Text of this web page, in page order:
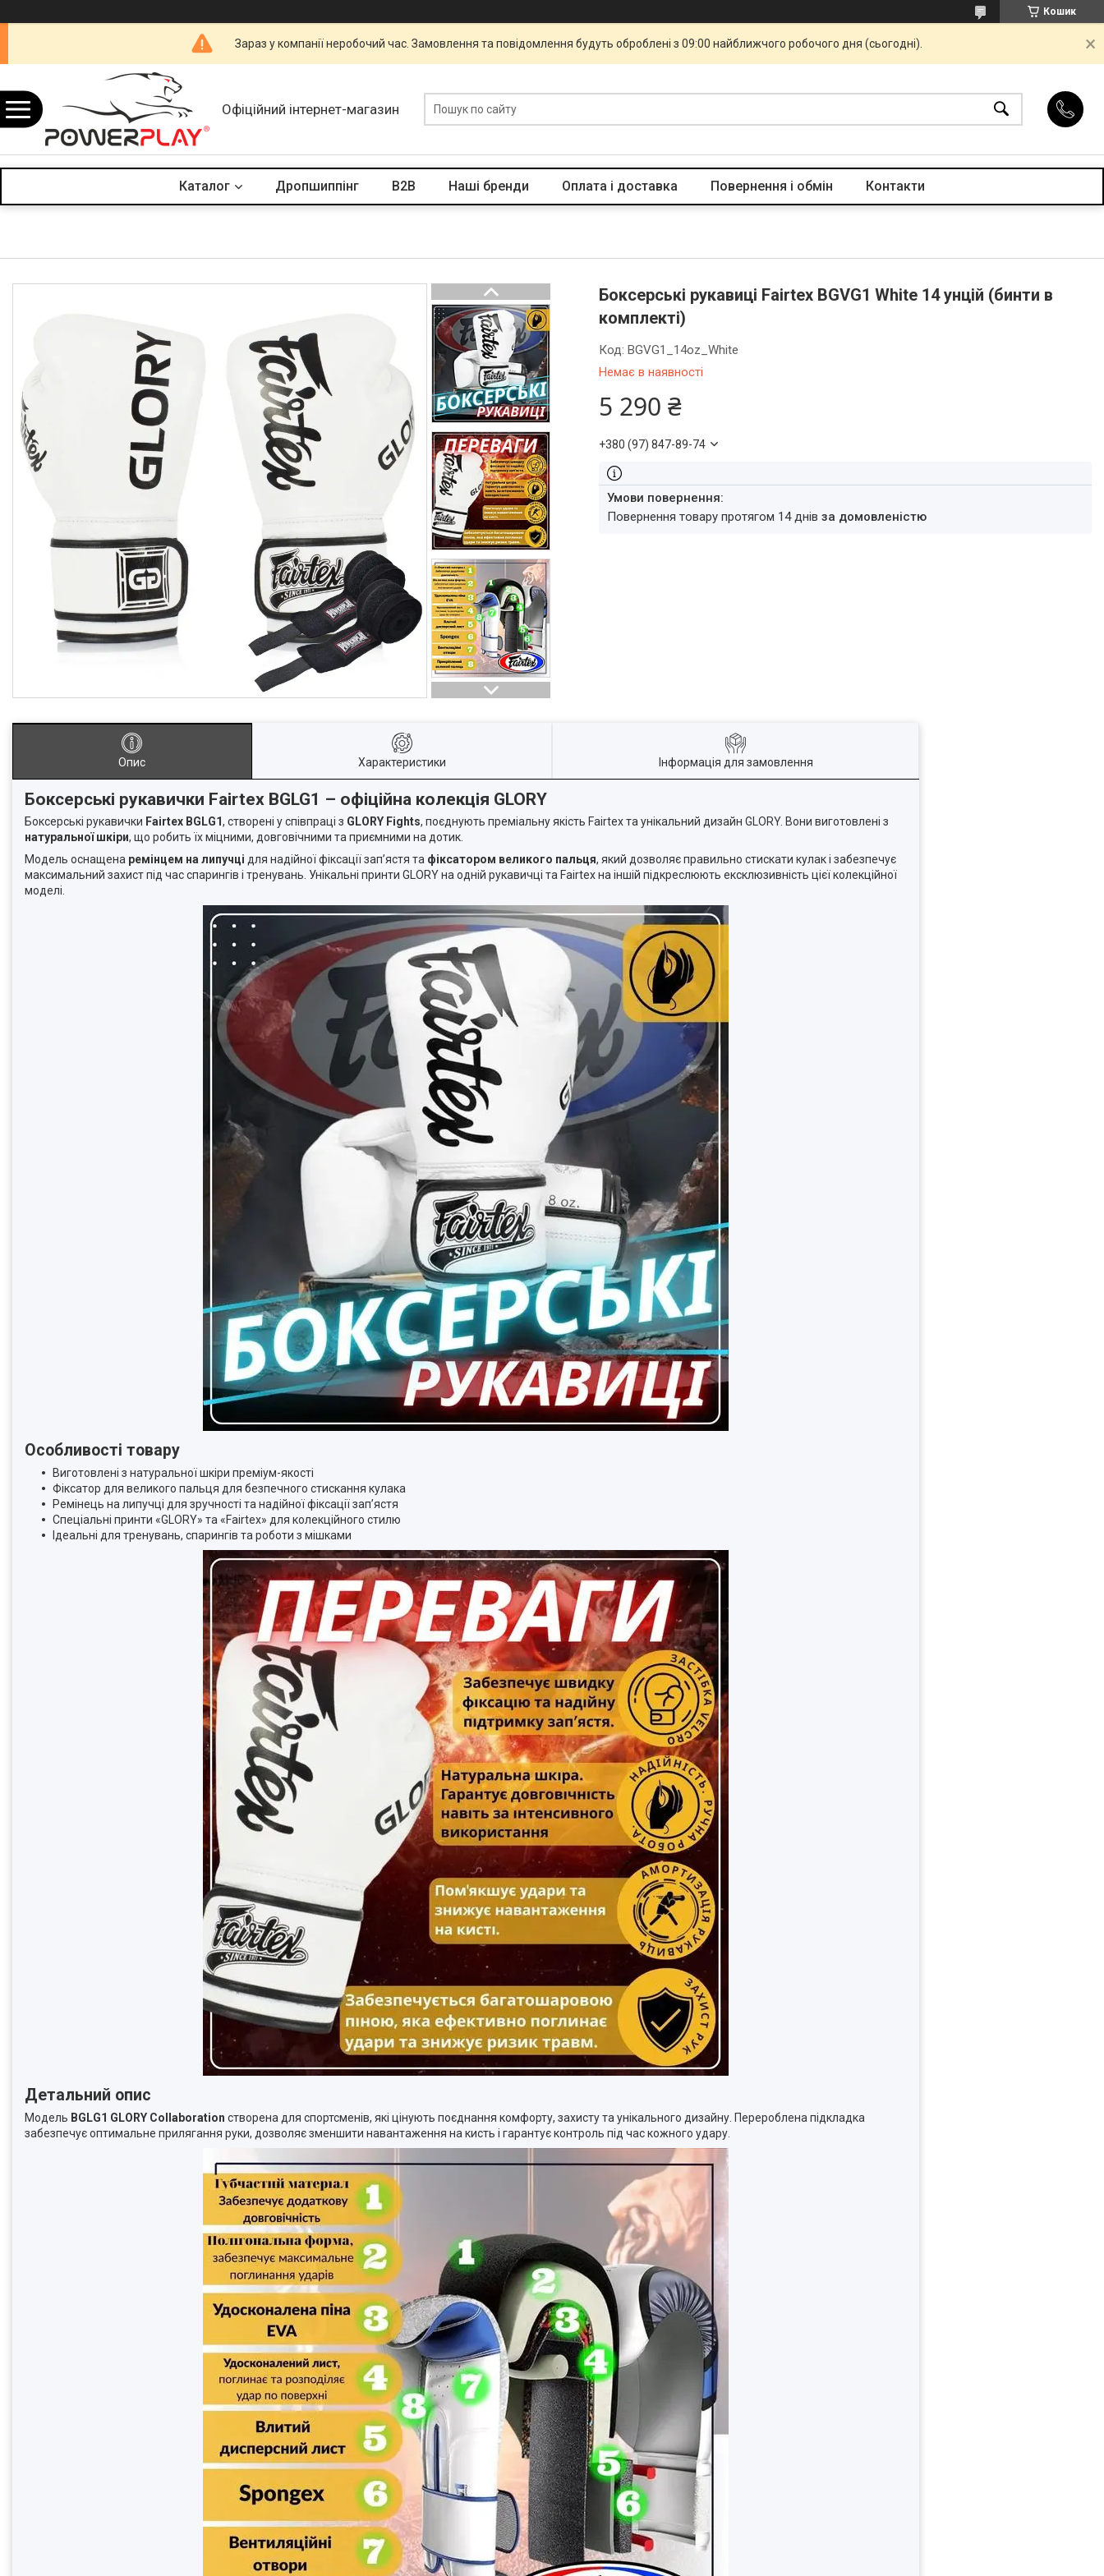
Кошик
Зараз у компанії неробочий час. Замовлення та повідомлення будуть оброблені з 09:00 найближчого робочого дня (сьогодні).
Офіційний інтернет-магазин
Каталог Дропшиппінг B2B Наші бренди Оплата і доставка Повернення і обмін Контакти
Боксерські рукавиці Fairtex BGVG1 White 14 унцій (бинти в
комплекті)
Немає в наявності
Код:BGVG1_14oz_White
5 290 ₴
+380 (97) 847-89-74
повернення товару протягом 14 днівза домовленістю
Опис Характеристики Інформація для замовлення
Боксерські рукавички Fairtex BGLG1 – офіційна колекція GLORY
Боксерські рукавички Fairtex BGLG1, створені у співпраці з GLORY Fights, поєднують преміальну якість Fairtex та унікальний дизайн GLORY. Вони виготовлені з
натуральної шкіри, що робить їх міцними, довговічними та приємними на дотик.
Модель оснащена ремінцем на липучці для надійної фіксації зап’ястя та фіксатором великого пальця, який дозволяє правильно стискати кулак і забезпечує
максимальний захист під час спарингів і тренувань. Унікальні принти GLORY на одній рукавичці та Fairtex на іншій підкреслюють ексклюзивність цієї колекційної
моделі.
Особливості товару
Виготовлені з натуральної шкіри преміум-якості
Фіксатор для великого пальця для безпечного стискання кулака
Ремінець на липучці для зручності та надійної фіксації зап’ястя
Спеціальні принти «GLORY» та «Fairtex» для колекційного стилю
Ідеальні для тренувань, спарингів та роботи з мішками
Детальний опис
Модель BGLG1 GLORY Collaboration створена для спортсменів, які цінують поєднання комфорту, захисту та унікального дизайну. Перероблена підкладка
забезпечує оптимальне прилягання руки, дозволяє зменшити навантаження на кисть і гарантує контроль під час кожного удару.